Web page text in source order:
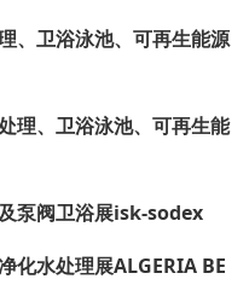
、卫浴泳池、可再生能源
理、卫浴泳池、可再生能
泵阀卫浴展isk-sodex
化水处理展ALGERIA BE